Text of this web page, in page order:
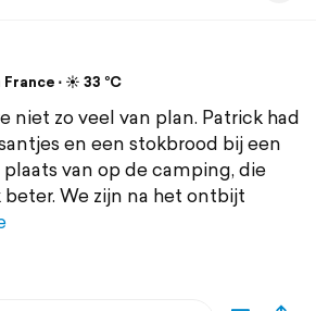
⋅ ☀️ 33 °C
niet zo veel van plan. Patrick had
en een stokbrood bij een
van op de camping, die
We zijn na het ontbijt